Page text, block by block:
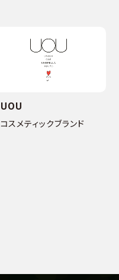
UOU
コスメティックブランド